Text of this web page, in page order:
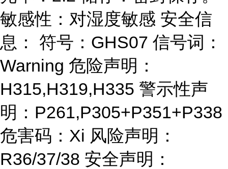
敏感性：对湿度敏感 安全信
息： 符号：GHS07 信号词：
Warning 危险声明：
H315,H319,H335 警示性声
明：P261,P305+P351+P338
危害码：Xi 风险声明：
R36/37/38 安全声明：